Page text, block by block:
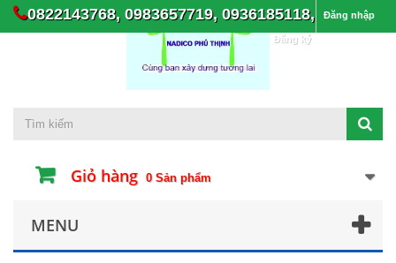
0822143768, 0983657719, 0936185118, Đăng nhập
Đăng ký
Giỏ hàng 0 Sản phẩm
MENU